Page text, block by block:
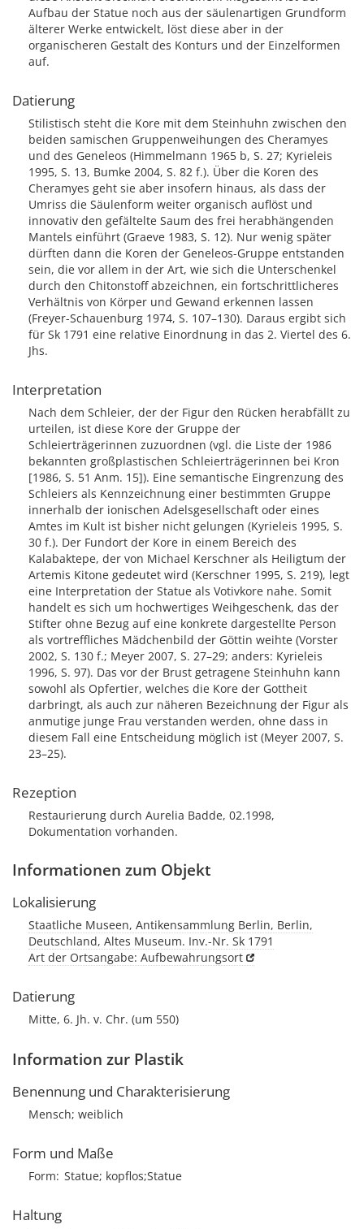
Aufbau der Statue noch aus der säulenartigen Grundform
älterer Werke entwickelt, löst diese aber in der
organischeren Gestalt des Konturs und der Einzelformen
auf.
Datierung
Stilistisch steht die Kore mit dem Steinhuhn zwischen den
beiden samischen Gruppenweihungen des Cheramyes
und des Geneleos (Himmelmann 1965 b, S. 27; Kyrieleis
1995, S. 13, Bumke 2004, S. 82 f.). Über die Koren des
Cheramyes geht sie aber insofern hinaus, als dass der
Umriss die Säulenform weiter organisch auflöst und
innovativ den gefältelte Saum des frei herabhängenden
Mantels einführt (Graeve 1983, S. 12). Nur wenig später
dürften dann die Koren der Geneleos-Gruppe entstanden
sein, die vor allem in der Art, wie sich die Unterschenkel
durch den Chitonstoff abzeichnen, ein fortschrittlicheres
Verhältnis von Körper und Gewand erkennen lassen
(Freyer-Schauenburg 1974, S. 107–130). Daraus ergibt sich
für Sk 1791 eine relative Einordnung in das 2. Viertel des 6.
Jhs.
Interpretation
Nach dem Schleier, der der Figur den Rücken herabfällt zu
urteilen, ist diese Kore der Gruppe der
Schleierträgerinnen zuzuordnen (vgl. die Liste der 1986
bekannten großplastischen Schleierträgerinnen bei Kron
[1986, S. 51 Anm. 15]). Eine semantische Eingrenzung des
Schleiers als Kennzeichnung einer bestimmten Gruppe
innerhalb der ionischen Adelsgesellschaft oder eines
Amtes im Kult ist bisher nicht gelungen (Kyrieleis 1995, S.
30 f.). Der Fundort der Kore in einem Bereich des
Kalabaktepe, der von Michael Kerschner als Heiligtum der
Artemis Kitone gedeutet wird (Kerschner 1995, S. 219), legt
eine Interpretation der Statue als Votivkore nahe. Somit
handelt es sich um hochwertiges Weihgeschenk, das der
Stifter ohne Bezug auf eine konkrete dargestellte Person
als vortreffliches Mädchenbild der Göttin weihte (Vorster
2002, S. 130 f.; Meyer 2007, S. 27–29; anders: Kyrieleis
1996, S. 97). Das vor der Brust getragene Steinhuhn kann
sowohl als Opfertier, welches die Kore der Gottheit
darbringt, als auch zur näheren Bezeichnung der Figur als
anmutige junge Frau verstanden werden, ohne dass in
diesem Fall eine Entscheidung möglich ist (Meyer 2007, S.
23–25).
Rezeption
Restaurierung durch Aurelia Badde, 02.1998,
Dokumentation vorhanden.
Informationen zum Objekt
Lokalisierung
Staatliche Museen, Antikensammlung Berlin, Berlin,
Deutschland, Altes Museum. Inv.-Nr. Sk 1791
Art der Ortsangabe: Aufbewahrungsort
Datierung
Mitte, 6. Jh. v. Chr. (um 550)
Information zur Plastik
Benennung und Charakterisierung
Mensch; weiblich
Form und Maße
Form Statue; kopflos;Statue
Haltung